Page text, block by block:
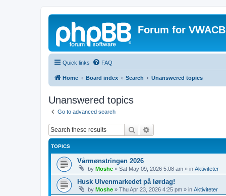
Forum for VWACB
Quick links FAQ
Home Board index Search Unanswered topics
Unanswered topics
Go to advanced search
Search
TOPICS
Vårmønstringen 2026
by Moshe » Sat May 09, 2026 5:08 am » in Aktiviteter
Husk Ulvenmarkedet på lørdag!
by Moshe » Thu Apr 23, 2026 4:25 pm » in Aktiviteter